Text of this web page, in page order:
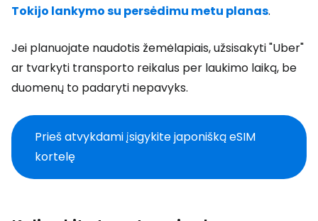
Tokijo lankymo su persėdimu metu planas.
Jei planuojate naudotis žemėlapiais, užsisakyti "Uber"
ar tvarkyti transporto reikalus per laukimo laiką, be
duomenų to padaryti nepavyks.
Prieš atvykdami įsigykite japonišką eSIM
kortelę